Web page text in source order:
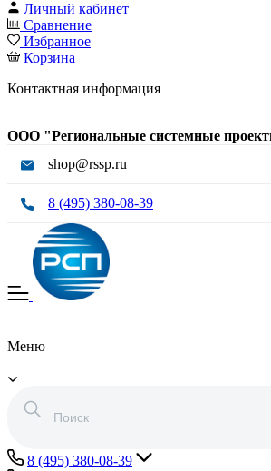
Личный кабинет
Сравнение
Избранное
Корзина
Контактная информация
ООО "Региональные системные
shop@rssp.ru
8 (495) 380-08-39
Меню
8 (495) 380-08-39